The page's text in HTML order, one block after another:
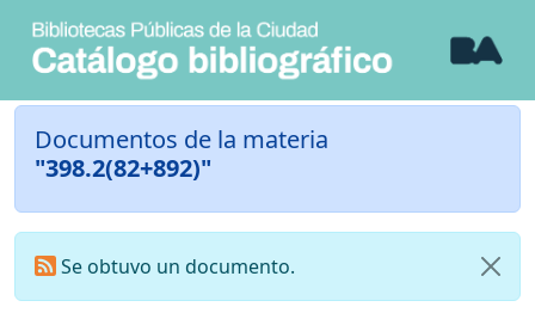
Documentos de la materia
"398.2(82+892)"
Se obtuvo un documento.